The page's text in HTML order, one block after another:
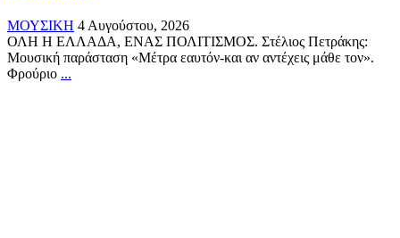
ΜΟΥΣΙΚΗ 4 Αυγούστου, 2026
ΟΛΗ Η ΕΛΛΑΔΑ, ΕΝΑΣ ΠΟΛΙΤΙΣΜΟΣ. Στέλιος Πετράκης:
Μουσική παράσταση «Μέτρα εαυτόν-και αν αντέχεις μάθε τον».
Φρούριο ...